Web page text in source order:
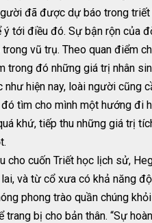
đã được dự báo trong triết
ý tới điều đó. Sự bận rộn của
vũ trụ. Theo quan điểm
trong đó những giá trị nhân
như hiện nay, loài người cũng
tìm cho mình một hướng đi
khứ, tiếp thu những giá trị
cho cuốn Triết học lịch sử,
và từ cổ xưa có khả năng
phong trào quần chúng
trang bị cho bản thân. “Sự